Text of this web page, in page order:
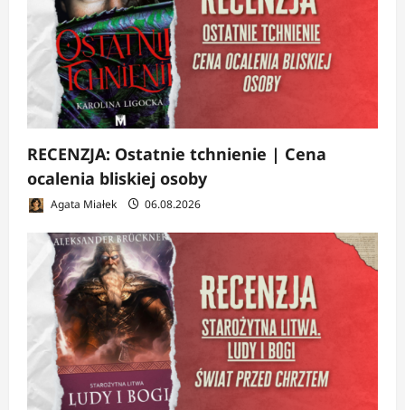
RECENZJA: Ostatnie tchnienie | Cena
ocalenia bliskiej osoby
Agata Miałek 06.08.2026